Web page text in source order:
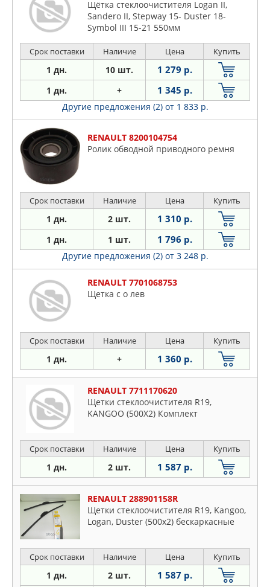
Щётка стеклоочистителя Logan II,
Sandero II, Stepway 15- Duster 18-
Symbol III 15-21 550мм
Срок поставки Наличие Цена Купить
1 дн. 10 шт. 1 279 р.
1 дн. + 1 345 р.
Другие предложения (2) от 1 833 р.
RENAULT 8200104754
Ролик обводной приводного ремня
Срок поставки Наличие Цена Купить
1 дн. 2 шт. 1 310 р.
1 дн. 1 шт. 1 796 р.
Другие предложения (2) от 3 248 р.
RENAULT 7701068753
Щетка с о лев
Срок поставки Наличие Цена Купить
1 дн. + 1 360 р.
RENAULT 7711170620
Щетки стеклоочистителя R19,
KANGOO (500Х2) Комплект
Срок поставки Наличие Цена Купить
1 дн. 2 шт. 1 587 р.
RENAULT 288901158R
Щетки стеклоочистителя R19, Kangoo,
Logan, Duster (500х2) бескаркасные
Срок поставки Наличие Цена Купить
1 дн. 2 шт. 1 587 р.